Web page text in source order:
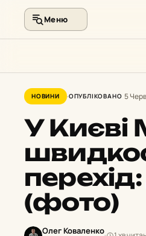
контенту
Меню
НОВИНИ ОПУБЛІКОВАНО 5
У Києві
(фото)
Олег Коваленко